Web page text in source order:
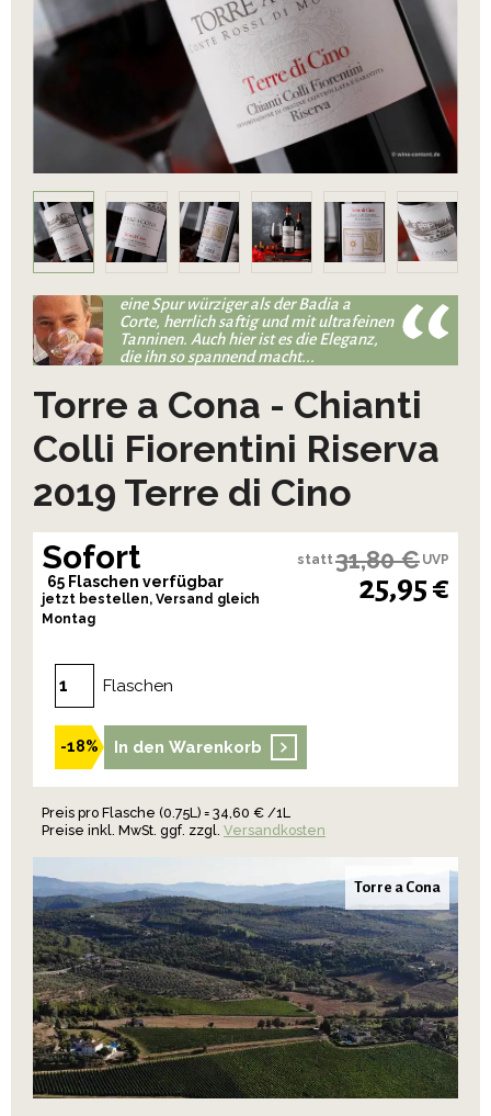
eine Spur würziger als der Badia a
Corte, herrlich saftig und mit ultrafeinen
Tanninen. Auch hier ist es die Eleganz,
die ihn so spannend macht...
Torre a Cona - Chianti
Colli Fiorentini Riserva
2019 Terre di Cino
Sofort
65 Flaschen verfügbar
jetzt bestellen, Versand gleich
Montag
statt31,80 € UVP
25,95 €
Flaschen
-18% In den Warenkorb
Preis pro Flasche (0.75L) = 34,60 € /1L
Preise inkl. MwSt. ggf. zzgl. Versandkosten
Torre a Cona